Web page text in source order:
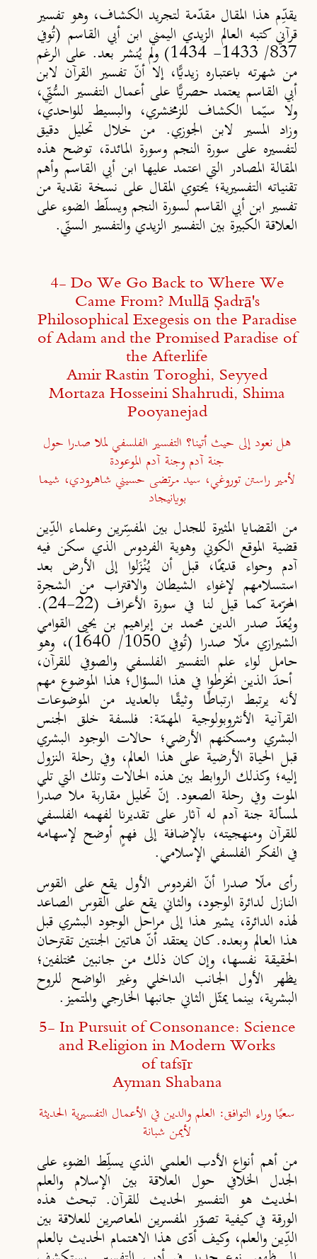
يقدِّم هذا المقال مقدّمة لتجريد الكشاف، وهو تفسير
قرآني كتبه العالم الزيدي اليمني ابن أبي القاسم (تُوفي
837/ 1433- 1434) ولم يُنشر بعد. على الرغم
من شهرته باعتباره زيديًّا، إلا أنّ تفسير القرآن لابن
أبي القاسم يعتمد حصريًّا على أعمال التفسير السُّنِّي،
ولا سيّما الكشاف للزمخشري، والبسيط للواحدي،
وزاد المسير لابن الجوزي. من خلال تحليل دقيق
لتفسيره على سورة النجم وسورة المائدة، توضح هذه
المقالة المصادر التي اعتمد عليها ابن أبي القاسم وأهم
تقنياته التفسيرية؛ يحتوي المقال على نسخة نقدية من
تفسير ابن أبي القاسم لسورة النجم ويسلّط الضوء على
العلاقة الكبيرة بين التفسير الزيدي والتفسير السنّي.
4- Do We Go Back to Where We
Came From? Mullā Ṣadrā's
Philosophical Exegesis on the Paradise
of Adam and the Promised Paradise of
the Afterlife
Amir Rastin Toroghi, Seyyed
Mortaza Hosseini Shahrudi, Shima
Pooyanejad
هل نعود إلى حيث أتينا؟ التفسير الفلسفي لملا صدرا حول
جنة آدم وجنة آدم الموعودة
لأمير راستن توروغي، سيد مرتضى حسيني شاهرودي، شيما
بويانيجاد
من القضايا المثيرة للجدل بين المفسِّرين وعلماء الدِّين
قضية الموقع الكوني وهوية الفردوس الذي سكن فيه
آدم وحواء قديمًا، قبل أن يُنْزَلوا إلى الأرض بعد
استسلامهم لإغواء الشيطان والاقتراب من الشجرة
المحرّمة كما قيل لنا في سورة الأعراف (22-24).
ويُعَدّ صدر الدين محمد بن إبراهيم بن يحيى القوامي
الشيرازي ملّا صدرا (تُوفي 1050/ 1640)، وهو
حامل لواء علم التفسير الفلسفي والصوفي للقرآن،
أحدَ الذين انخرطوا في هذا السؤال؛ هذا الموضوع مهم
لأنه يرتبط ارتباطًا وثيقًا بالعديد من الموضوعات
القرآنية الأنثروبولوجية المهمّة: فلسفة خلق الجنس
البشري ومسكنهم الأرضي؛ حالات الوجود البشري
قبل الحياة الأرضية على هذا العالم، وفي رحلة النزول
إليه؛ وكذلك الروابط بين هذه الحالات وتلك التي تلي
الموت وفي رحلة الصعود. إنّ تحليل مقاربة ملا صدرا
لمسألة جنة آدم له آثار على تقديرنا لفهمه الفلسفي
للقرآن ومنهجيته، بالإضافة إلى فهمٍ أوضح لإسهامه
في الفكر الفلسفي الإسلامي.
رأى ملّا صدرا أنّ الفردوس الأول يقع على القوس
النازل لدائرة الوجود، والثاني يقع على القوس الصاعد
لهذه الدائرة، يشير هذا إلى مراحل الوجود البشري قبل
هذا العالم وبعده. كان يعتقد أنّ هاتين الجنتين تقترحان
الحقيقة نفسها، وإن كان ذلك من جانبين مختلفين؛
يظهر الأول الجانب الداخلي وغير الواضح للروح
البشرية، بينما يمثّل الثاني جانبها الخارجي والمتميز.
5- In Pursuit of Consonance: Science
and Religion in Modern Works
of tafsīr
Ayman Shabana
سعيًا وراء التوافق: العلم والدين في الأعمال التفسيرية الحديثة
لأيمن شبانة
من أهم أنواع الأدب العلمي الذي يسلِّط الضوء على
الجدل الخلافي حول العلاقة بين الإسلام والعلم
الحديث هو التفسير الحديث للقرآن. تبحث هذه
الورقة في كيفية تصوّر المفسرين المعاصرين للعلاقة بين
الدِّين والعلم، وكيف أدّى هذا الاهتمام الحديث بالعلم